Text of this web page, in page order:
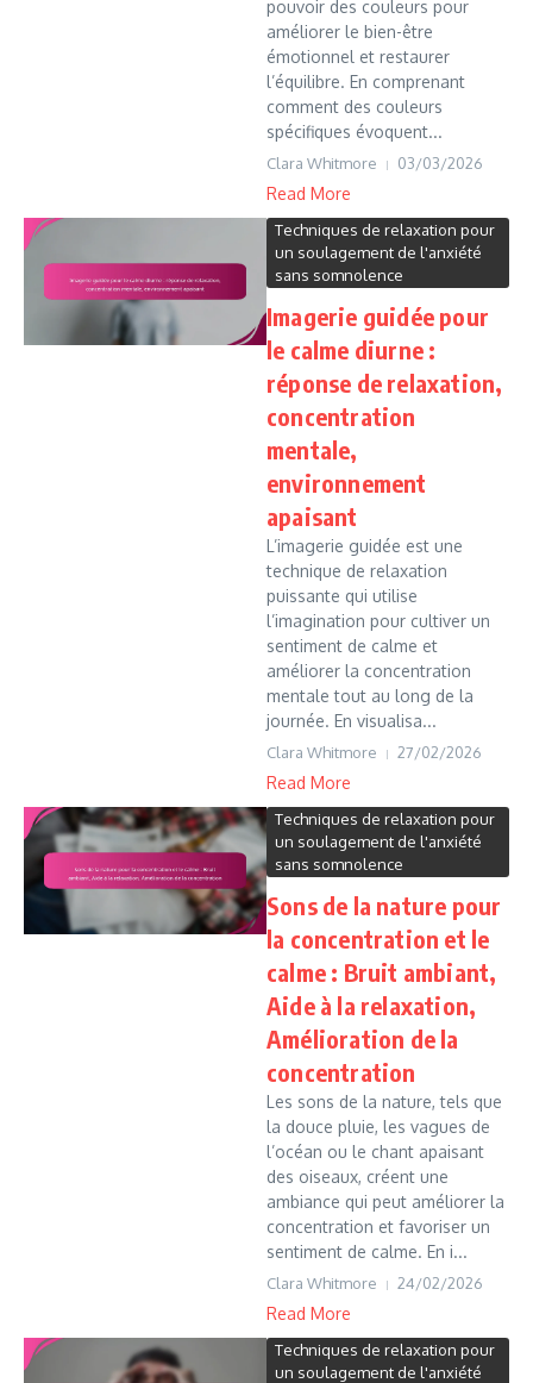
pouvoir des couleurs pour
améliorer le bien-être
émotionnel et restaurer
l’équilibre. En comprenant
comment des couleurs
spécifiques évoquent...
Clara Whitmore 03/03/2026
Read More
Techniques de relaxation pour
un soulagement de l'anxiété
sans somnolence
Imagerie guidée pour
le calme diurne :
réponse de relaxation,
concentration
mentale,
environnement
apaisant
L’imagerie guidée est une
technique de relaxation
puissante qui utilise
l’imagination pour cultiver un
sentiment de calme et
améliorer la concentration
mentale tout au long de la
journée. En visualisa...
Clara Whitmore 27/02/2026
Read More
Techniques de relaxation pour
un soulagement de l'anxiété
sans somnolence
Sons de la nature pour
la concentration et le
calme : Bruit ambiant,
Aide à la relaxation,
Amélioration de la
concentration
Les sons de la nature, tels que
la douce pluie, les vagues de
l’océan ou le chant apaisant
des oiseaux, créent une
ambiance qui peut améliorer la
concentration et favoriser un
sentiment de calme. En i...
Clara Whitmore 24/02/2026
Read More
Techniques de relaxation pour
un soulagement de l'anxiété